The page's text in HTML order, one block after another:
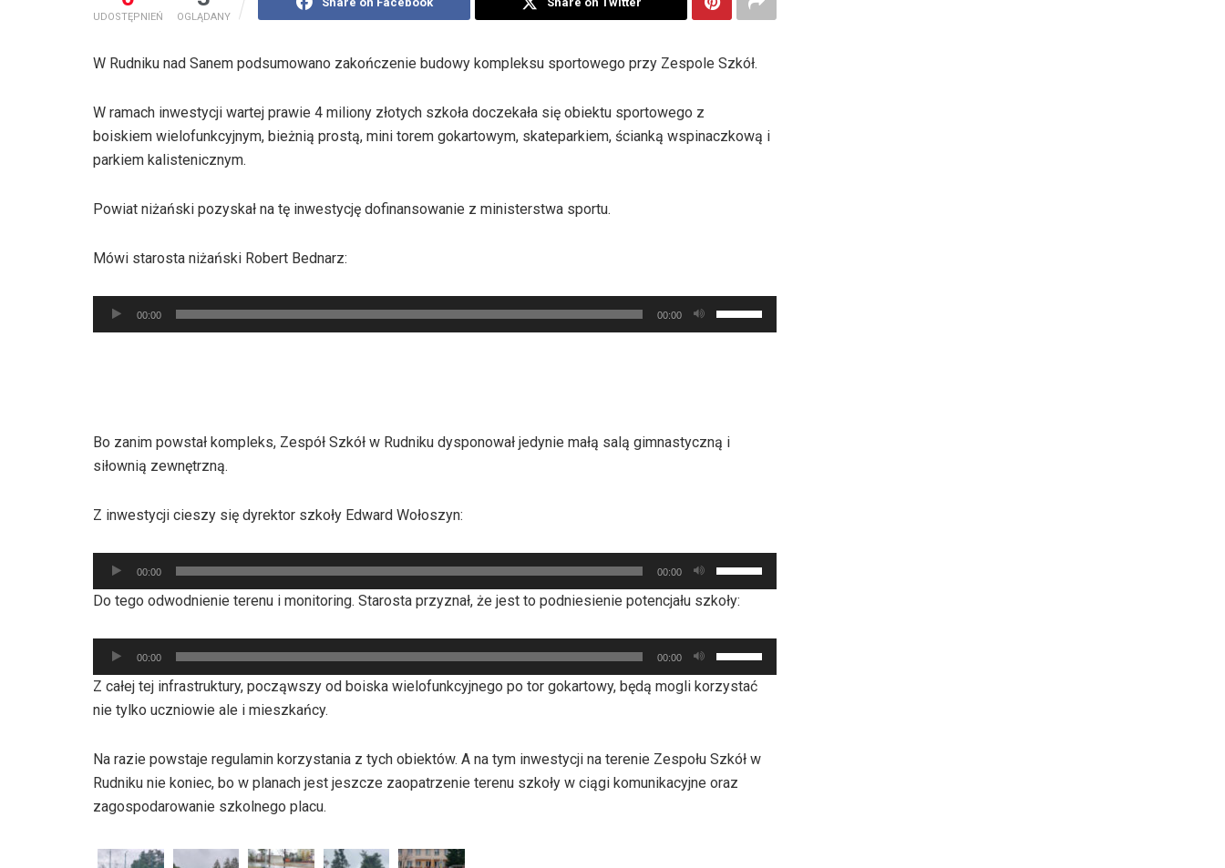
UDOSTĘPNIEŃ OGLĄDANY
W Rudniku nad Sanem podsumowano zakończenie budowy kompleksu sportowego przy Zespole Szkół.
W ramach inwestycji wartej prawie 4 miliony złotych szkoła doczekała się obiektu sportowego z
boiskiem wielofunkcyjnym, bieżnią prostą, mini torem gokartowym, skateparkiem, ścianką wspinaczkową i
parkiem kalistenicznym.
Powiat niżański pozyskał na tę inwestycję dofinansowanie z ministerstwa sportu.
Mówi starosta niżański Robert Bednarz:
Odtwarzacz
plików
00:00 00:00
strzałek
dołu
głośność.
Bo zanim powstał kompleks, Zespół Szkół w Rudniku dysponował jedynie małą salą gimnastyczną i
siłownią zewnętrzną.
Z inwestycji cieszy się dyrektor szkoły Edward Wołoszyn:
Odtwarzacz
plików
dźwiękowych
00:00 00:00
strzałek
do
oraz
do
zwiększyć
lub
Do tego odwodnienie terenu i monitoring. Starosta przyznał, że jest to podniesienie potencjału szkoły:
Odtwarzacz
plików
dźwiękowych
00:00 00:00
strzałek
do
do
dołu
Z całej tej infrastruktury, począwszy od boiska wielofunkcyjnego po tor gokartowy, będą mogli korzystać
nie tylko uczniowie ale i mieszkańcy.
Na razie powstaje regulamin korzystania z tych obiektów. A na tym inwestycji na terenie Zespołu Szkół w
Rudniku nie koniec, bo w planach jest jeszcze zaopatrzenie terenu szkoły w ciągi komunikacyjne oraz
zagospodarowanie szkolnego placu.